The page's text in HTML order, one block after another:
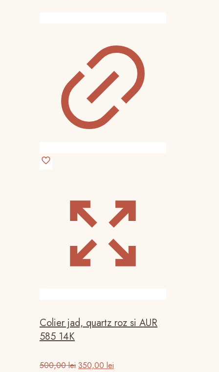
Colier jad, quartz roz si AUR
585 14K
500,00lei Prețul
350,00 lei